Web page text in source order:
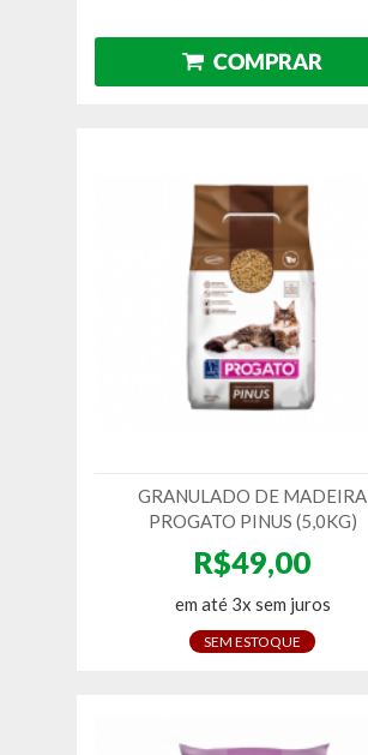
GRANULADO DE MADEIRA
PROGATO PINUS (5,0KG)
R$49,00
em até 3x sem juros
SEM ESTOQUE